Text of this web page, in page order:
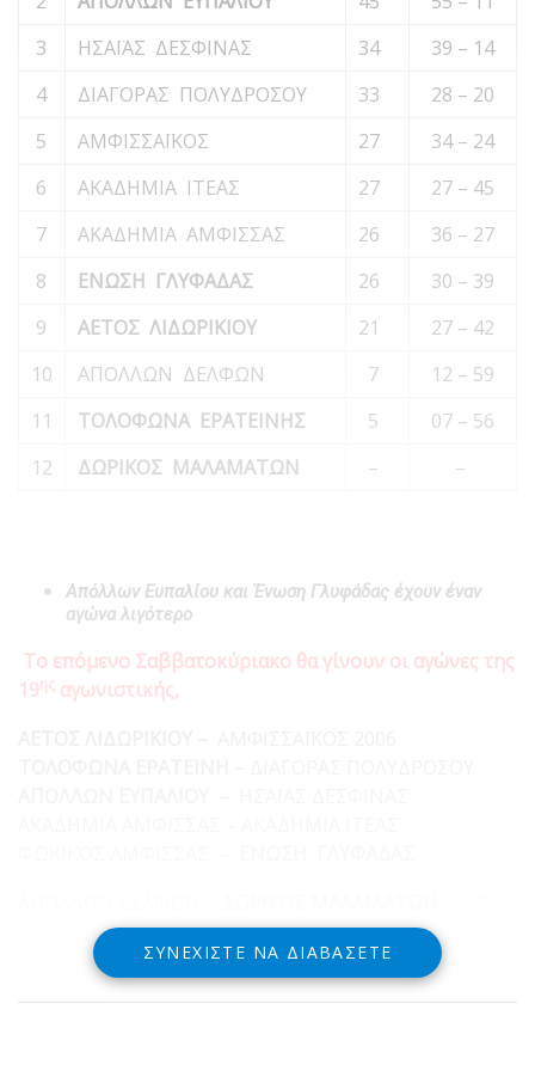
3
ΗΣΑΪΑΣ ΔΕΣΦΙΝΑΣ 34
39 – 14
4
ΔΙΑΓΟΡΑΣ ΠΟΛΥΔΡΟΣΟΥ 33
28 – 20
5
ΑΜΦΙΣΣΑΪΚΟΣ 27
34 – 24
6
ΑΚΑΔΗΜΙΑ ΙΤΕΑΣ 27
27 – 45
7
ΑΚΑΔΗΜΙΑ ΑΜΦΙΣΣΑΣ 26
36 – 27
8
ΕΝΩΣΗ ΓΛΥΦΑΔΑΣ 26
30 – 39
9
ΑΕΤΟΣ ΛΙΔΩΡΙΚΙΟΥ 21
27 – 42
10
ΑΠΟΛΛΩΝ ΔΕΛΦΩΝ 7
12 – 59
11
ΤΟΛΟΦΩΝΑ ΕΡΑΤΕΙΝΗΣ 5
07 – 56
12
ΔΩΡΙΚΟΣ ΜΑΛΑΜΑΤΩΝ – –
Απόλλων Ευπαλίου και Ένωση Γλυφάδας έχουν έναν
αγώνα λιγότερο
Το επόμενο Σαββατοκύριακο θα γίνουν οι αγώνες της
19ης αγωνιστικής,
ΣΥΝΕΧΊΣΤΕ ΝΑ ΔΙΑΒΆΣΕΤΕ